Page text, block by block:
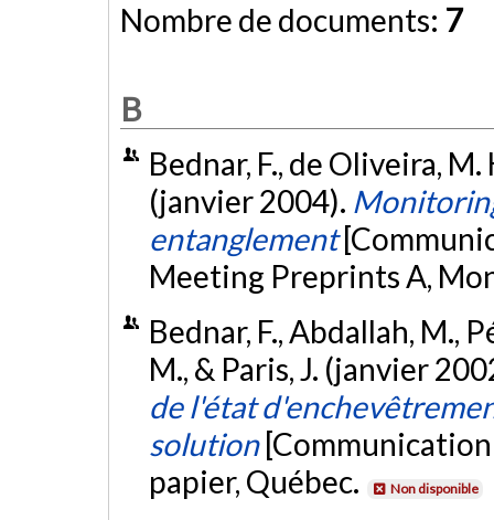
Nombre de documents: 7
B
Bednar, F., de Oliveira, M.
(janvier 2004).
entanglement
Meeting Preprints A,
Bednar, F., Abdallah, M.,
M., & Paris, J. (janvier
de l'état
solution
papier, Québec.
Non disponible